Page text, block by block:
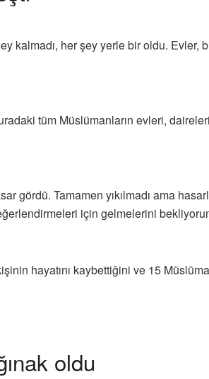
kalmadı, her şey yerle bir oldu. Evler,
tüm Müslümanların evleri,
gördü. Tamamen yıkılmadı ama
için gelmelerini
hayatını kaybettiğini ve 15
oldu